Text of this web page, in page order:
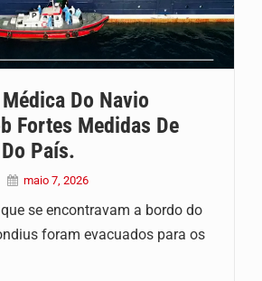
Do Navio
Fortes Medidas De
País.
maio 7, 2026
se encontravam a bordo do
foram evacuados para os